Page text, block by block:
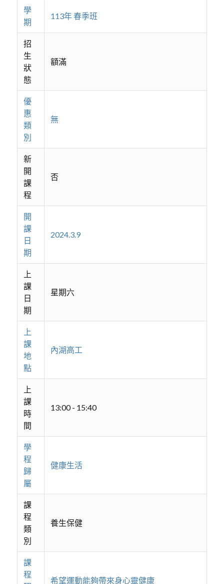
學
期
113年 春季班
招
生
狀
態
額滿
優
惠
類
別
無
新
開
課
程
否
開
課
日
期
2024.3.9
上
課
日
期
星期六
上
課
地
點
內湖高工
上
課
時
間
13:00 - 15:40
學
程
歸
屬
健康生活
課
程
類
別
養生保健
課
程
希望運動能夠帶來身心靈健康